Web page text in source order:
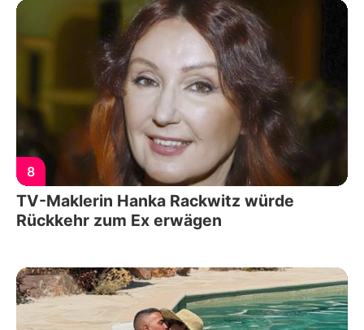
8
TV-Maklerin Hanka Rackwitz würde
Rückkehr zum Ex erwägen